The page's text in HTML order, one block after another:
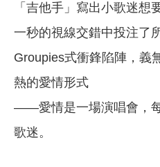
「吉他手」寫出小歌迷想
一秒的視線交錯中投注了
Groupies式衝鋒陷陣，義
熱的愛情形式
——愛情是一場演唱會，
歌迷。